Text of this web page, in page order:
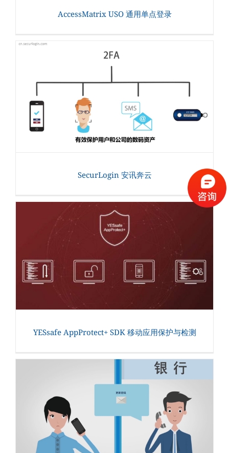
AccessMatrix USO 通用单点登录
SecurLogin 安讯奔云
YESsafe AppProtect+ SDK 移动应用保护与检测